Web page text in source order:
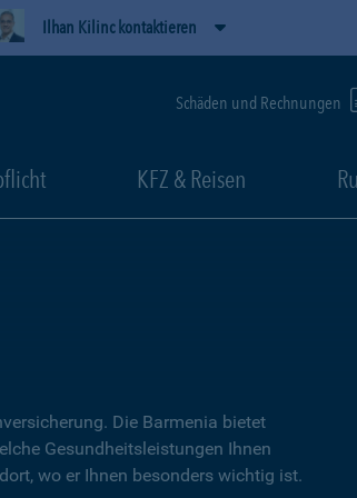
Ilhan Kilinc kontaktieren
Schäden und Rechnungen
KFZ & Reisen
Die Barmenia bietet
Gesundheitsleistungen Ihnen
wo er Ihnen besonders wichtig ist.